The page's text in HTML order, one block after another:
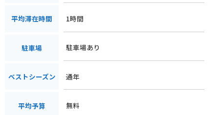
平均滞在時間 1時間
駐車場 駐車場あり
ベストシーズン 通年
平均予算 無料